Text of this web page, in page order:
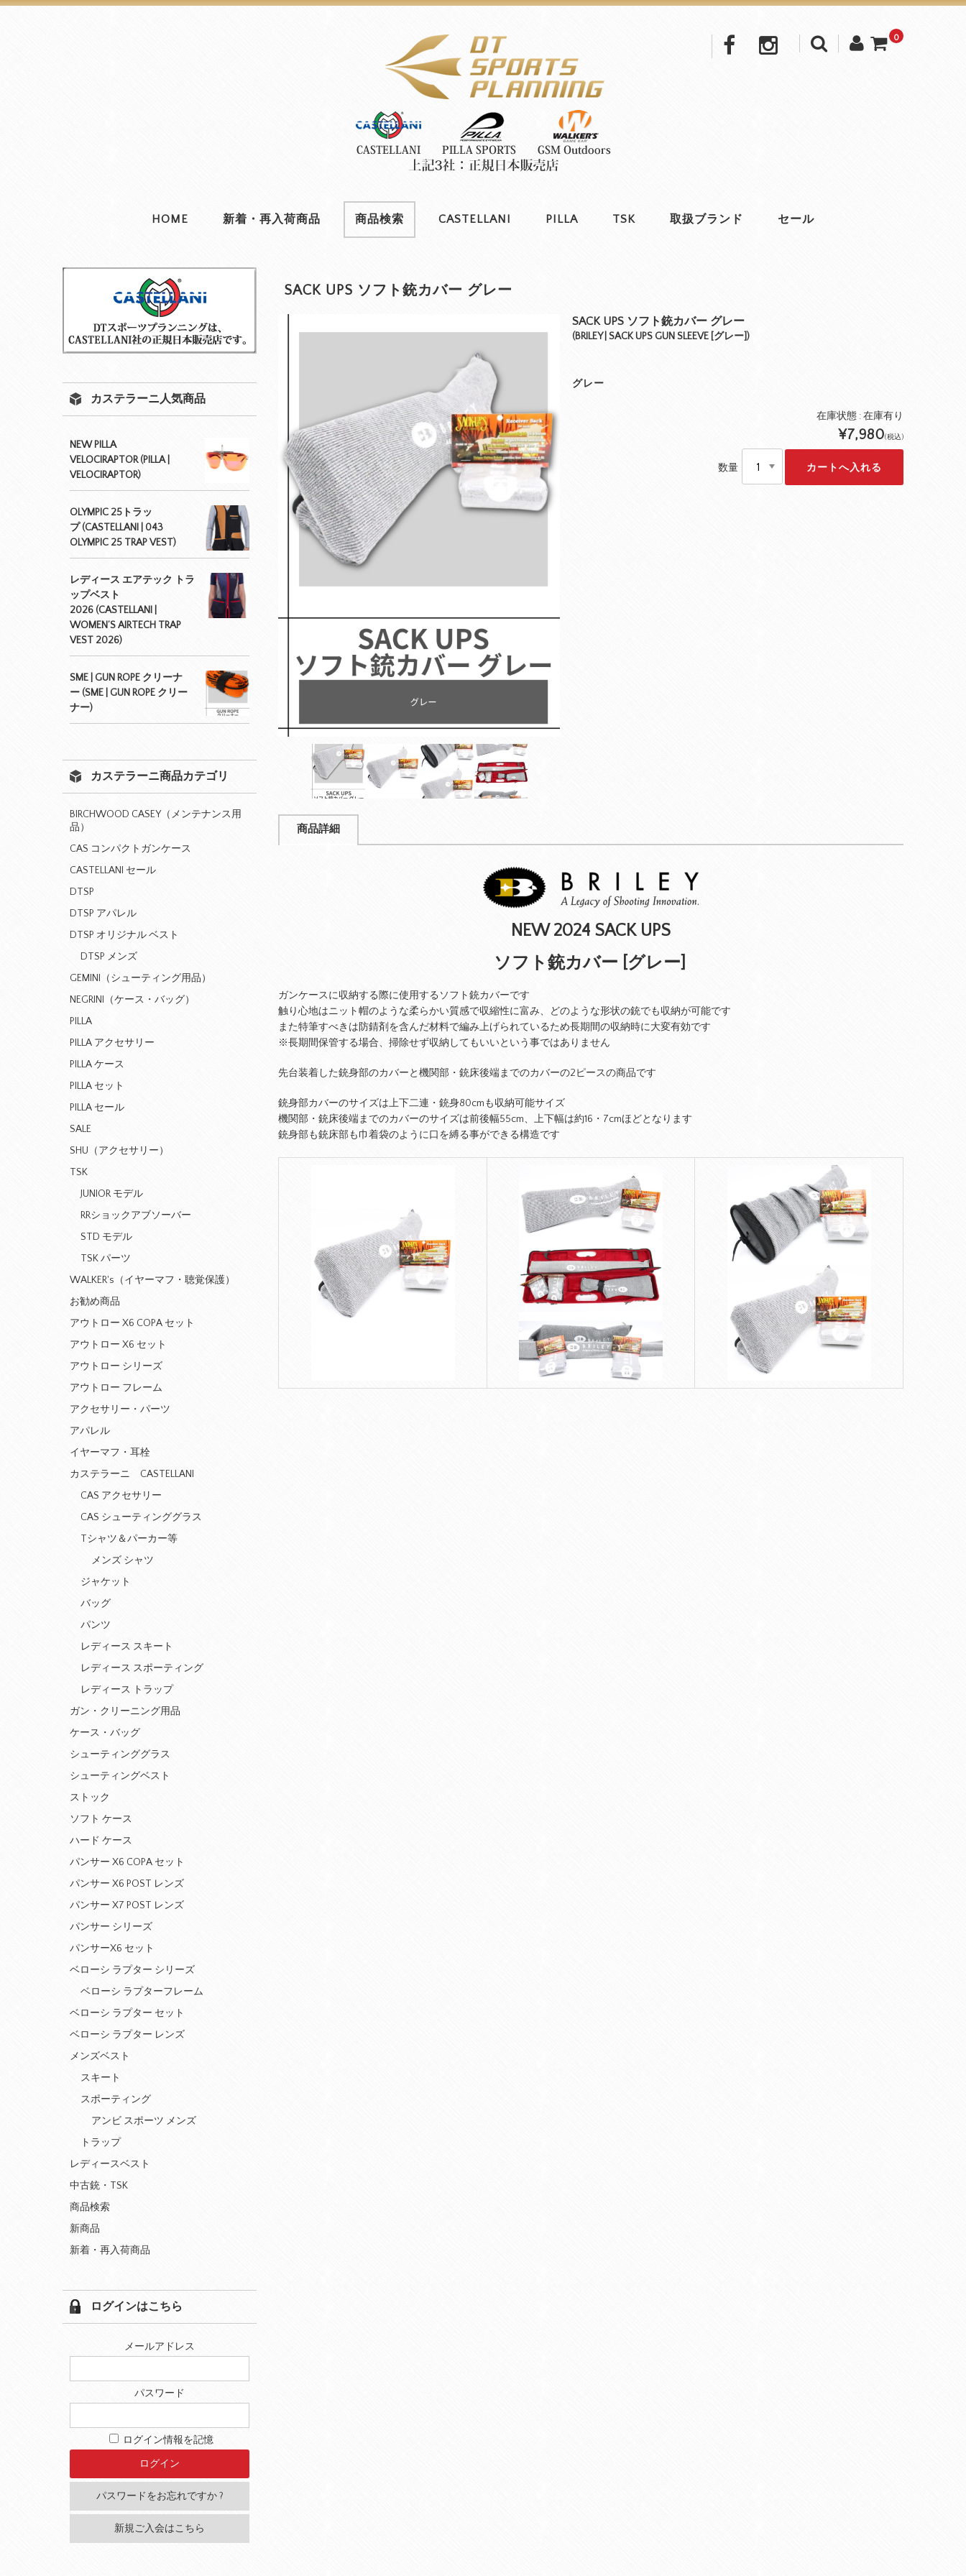
0
HOME 新着・再入荷商品 商品検索 CASTELLANI PILLA TSK 取扱ブランド セール
SACK UPS ソフト銃カバー グレー
SACK UPS ソフト銃カバー グレー
(BRILEY | SACK UPS GUN SLEEVE [グレー])
グレー
在庫状態 : 在庫有り
¥7,980(税込)
数量
商品詳細
NEW 2024 SACK UPS
ソフト銃カバー [グレー]
ガンケースに収納する際に使用するソフト銃カバーです
触り心地はニット帽のような柔らかい質感で収縮性に富み、どのような形状の銃でも収納が可能です
また特筆すべきは防錆剤を含んだ材料で編み上げられているため長期間の収納時に大変有効です
※長期間保管する場合、掃除せず収納してもいいという事ではありません
先台装着した銃身部のカバーと機関部・銃床後端までのカバーの2ピースの商品です
銃身部カバーのサイズは上下二連・銃身80cmも収納可能サイズ
機関部・銃床後端までのカバーのサイズは前後幅55cm、上下幅は約16・7cmほどとなります
銃身部も銃床部も巾着袋のように口を縛る事ができる構造です
カステラーニ人気商品
NEW PILLA
VELOCIRAPTOR (PILLA |
VELOCIRAPTOR)
OLYMPIC 25トラッ
プ (CASTELLANI | 043
OLYMPIC 25 TRAP VEST)
レディース エアテック トラ
ップベスト
2026 (CASTELLANI |
WOMEN’S AIRTECH TRAP
VEST 2026)
SME | GUN ROPE クリーナ
ー (SME | GUN ROPE クリー
ナー)
カステラーニ商品カテゴリ
BIRCHWOOD CASEY（メンテナンス用
品）
CAS コンパクトガンケース
CASTELLANI セール
DTSP
DTSP アパレル
DTSP オリジナル ベスト
DTSP メンズ
GEMINI（シューティング用品）
NEGRINI（ケース・バッグ）
PILLA
PILLA アクセサリー
PILLA ケース
PILLA セット
PILLA セール
SALE
SHU（アクセサリー）
TSK
JUNIOR モデル
RRショックアブソーバー
STD モデル
TSK パーツ
WALKER's（イヤーマフ・聴覚保護）
お勧め商品
アウトロー X6 COPA セット
アウトロー X6 セット
アウトロー シリーズ
アウトロー フレーム
アクセサリー・パーツ
アパレル
イヤーマフ・耳栓
カステラーニ CASTELLANI
CAS アクセサリー
CAS シューティンググラス
Tシャツ＆パーカー等
メンズ シャツ
ジャケット
バッグ
パンツ
レディース スキート
レディース スポーティング
レディース トラップ
ガン・クリーニング用品
ケース・バッグ
シューティンググラス
シューティングベスト
ストック
ソフト ケース
ハード ケース
パンサー X6 COPA セット
パンサー X6 POST レンズ
パンサー X7 POST レンズ
パンサー シリーズ
パンサーX6 セット
ベローシ ラプター シリーズ
ベローシ ラプターフレーム
ベローシ ラプター セット
ベローシ ラプター レンズ
メンズベスト
スキート
スポーティング
アンビ スポーツ メンズ
トラップ
レディースベスト
中古銃・TSK
商品検索
新商品
新着・再入荷商品
ログインはこちら
メールアドレス
パスワード
ログイン情報を記憶
パスワードをお忘れですか ?
新規ご入会はこちら